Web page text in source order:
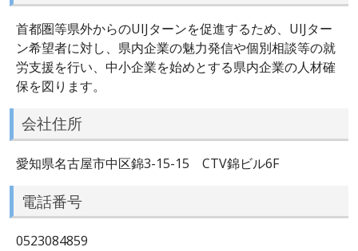
首都圏等県外からのUIJターンを促進するため、UIJター
ン希望者に対し、県内企業の魅力発信や個別相談等の就
労支援を行い、中小企業を始めとする県内企業の人材確
保を図ります。
会社住所
愛知県名古屋市中区錦3-15-15 CTV錦ビル6F
電話番号
0523084859